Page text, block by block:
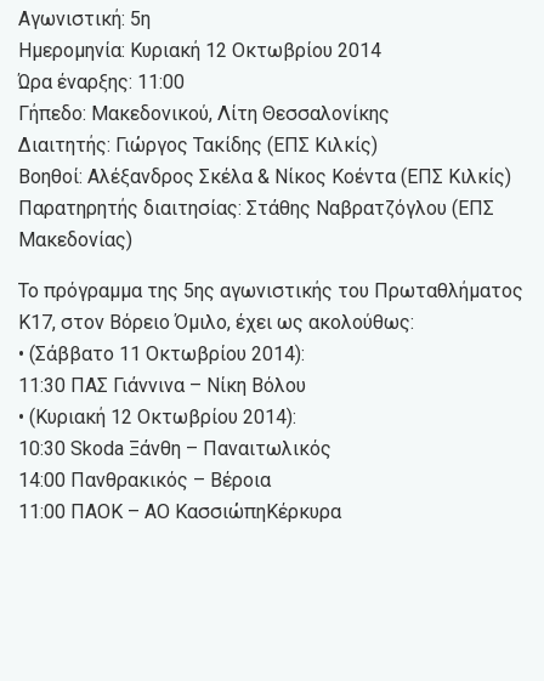
Αγωνιστική: 5η
Ημερομηνία: Κυριακή 12 Οκτωβρίου 2014
Ώρα έναρξης: 11:00
Γήπεδο: Μακεδονικού, Λίτη Θεσσαλονίκης
Διαιτητής: Γιώργος Τακίδης (ΕΠΣ Κιλκίς)
Βοηθοί: Αλέξανδρος Σκέλα & Νίκος Κοέντα (ΕΠΣ Κιλκίς)
Παρατηρητής διαιτησίας: Στάθης Ναβρατζόγλου (ΕΠΣ
Μακεδονίας)
Το πρόγραμμα της 5ης αγωνιστικής του Πρωταθλήματος
Κ17, στον Βόρειο Όμιλο, έχει ως ακολούθως:
• (Σάββατο 11 Οκτωβρίου 2014):
11:30 ΠΑΣ Γιάννινα – Νίκη Βόλου
• (Κυριακή 12 Οκτωβρίου 2014):
10:30 Skoda Ξάνθη – Παναιτωλικός
14:00 Πανθρακικός – Βέροια
11:00 ΠΑΟΚ – ΑΟ ΚασσιώπηΚέρκυρα